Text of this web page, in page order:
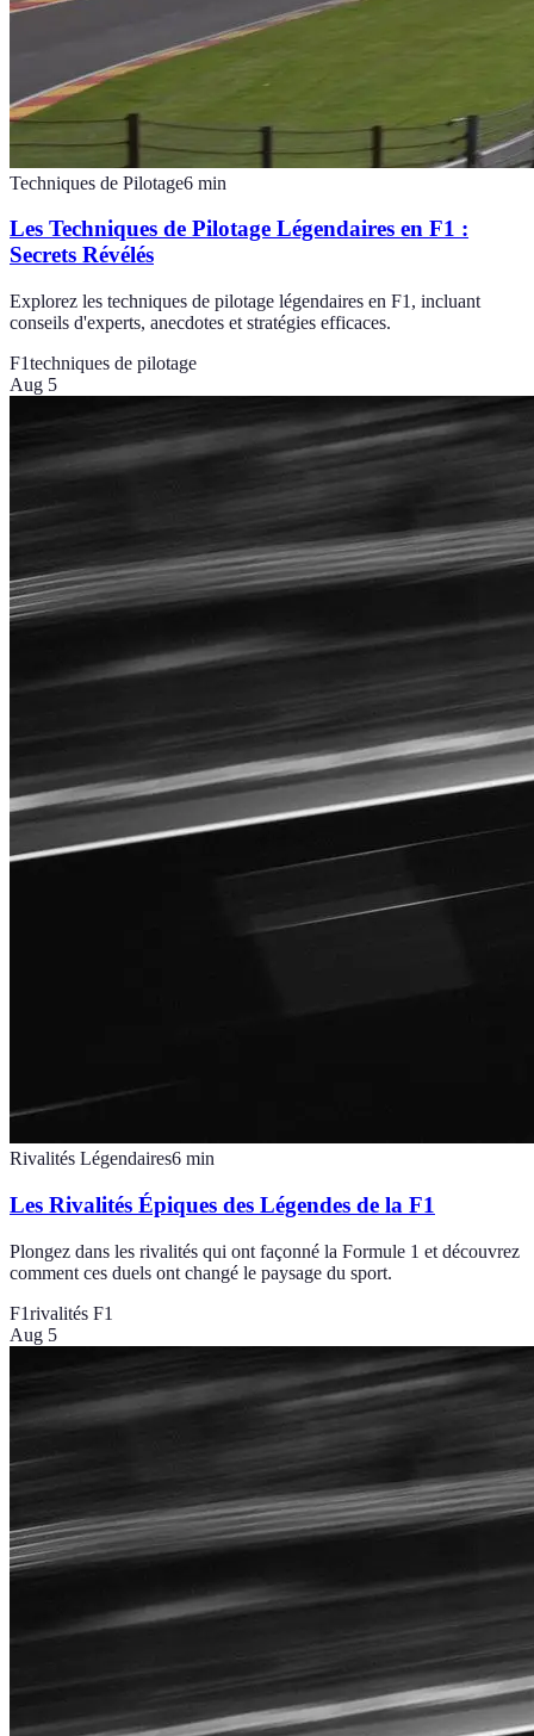
Techniques de Pilotage6 min
Les Techniques de Pilotage Légendaires en F1 :
Secrets Révélés
Explorez les techniques de pilotage légendaires en F1, incluant
conseils d'experts, anecdotes et stratégies efficaces.
F1techniques de pilotage
Aug 5
Rivalités Légendaires6 min
Les Rivalités Épiques des Légendes de la F1
Plongez dans les rivalités qui ont façonné la Formule 1 et découvrez
comment ces duels ont changé le paysage du sport.
F1rivalités F1
Aug 5